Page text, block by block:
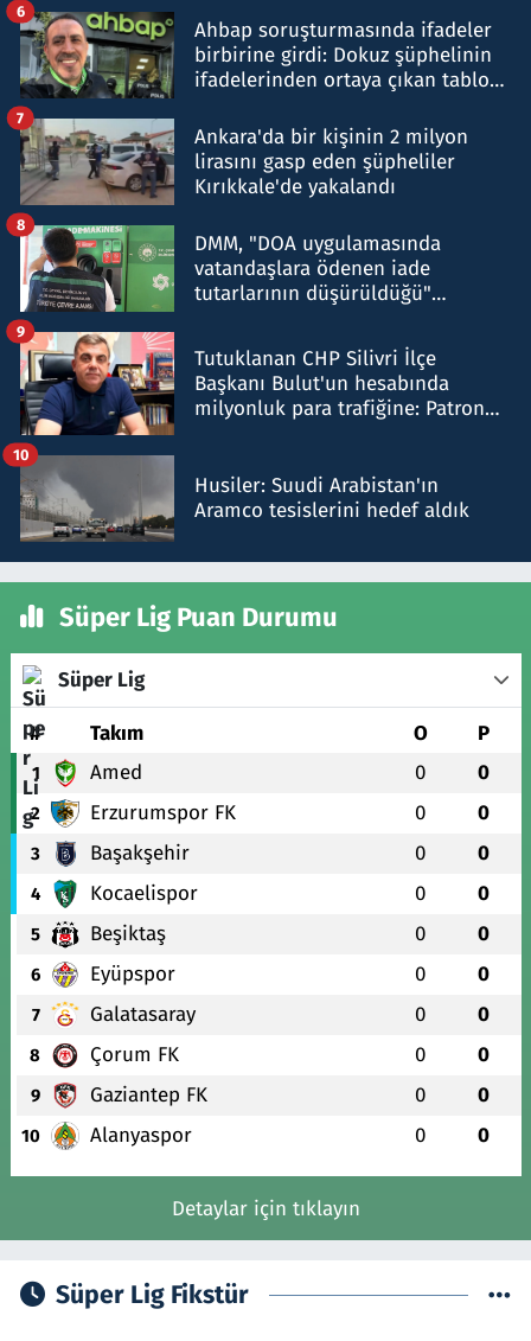
Ahbap soruşturmasında ifadeler
birbirine girdi: Dokuz şüphelinin
ifadelerinden ortaya çıkan tablo
6
Ankara'da bir kişinin 2 milyon
lirasını gasp eden şüpheliler
Kırıkkale'de yakalandı
7
DMM, "DOA uygulamasında
vatandaşlara ödenen iade
tutarlarının düşürüldüğü"
8
Tutuklanan CHP Silivri İlçe
Başkanı Bulut'un hesabında
milyonluk para trafiğine: Patron
9
Husiler: Suudi Arabistan'ın
Aramco tesislerini hedef aldık
10
Süper Lig Puan Durumu
Süper Lig
# Takım O P
1 Amed 0 0
2 Erzurumspor FK 0 0
3 Başakşehir 0 0
4 Kocaelispor 0 0
5 Beşiktaş 0 0
6 Eyüpspor 0 0
7 Galatasaray 0 0
8 Çorum FK 0 0
9 Gaziantep FK 0 0
10 Alanyaspor 0 0
Detaylar için tıklayın
Süper Lig Fikstür